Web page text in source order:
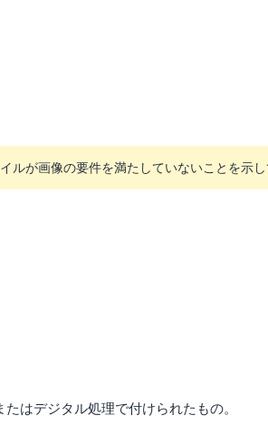
が画像の要件を満たしていないことを示し
はデジタル処理で付けられたもの。